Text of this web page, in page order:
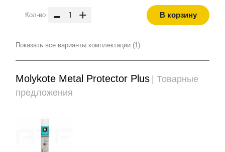
Кол-во - + В корзину
Показать все варианты комплектации (1)
Molykote Metal Protector Plus
| Товарные
предложения